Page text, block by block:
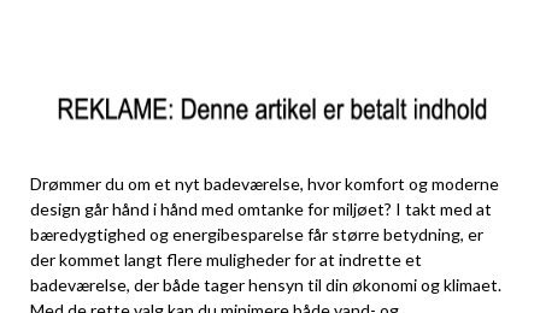
Drømmer du om et nyt badeværelse, hvor komfort og moderne
design går hånd i hånd med omtanke for miljøet? I takt med at
bæredygtighed og energibesparelse får større betydning, er
der kommet langt flere muligheder for at indrette et
badeværelse, der både tager hensyn til din økonomi og klimaet.